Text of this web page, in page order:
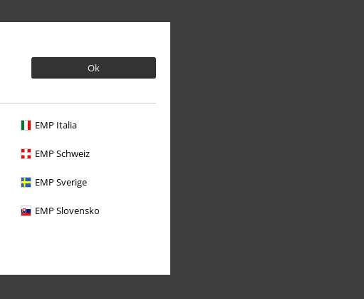
Ok
EMP Italia
EMP Schweiz
EMP Sverige
EMP Slovensko